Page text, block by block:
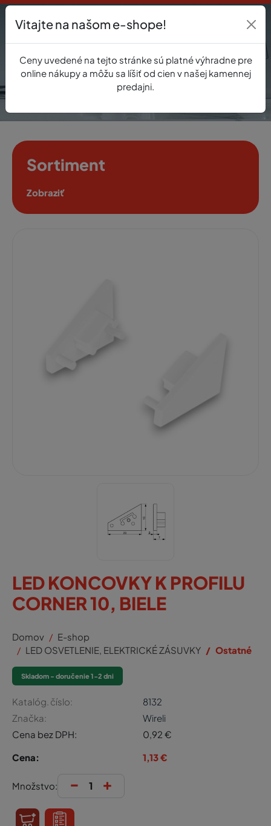
0
Sortiment
Zobraziť
LED KONCOVKY K PROFILU
CORNER 10, BIELE
Domov
E-shop
LED OSVETLENIE, ELEKTRICKÉ ZÁSUVKY
Ostatné
Skladom - doručenie 1-2 dni
Katalóg. číslo:
8132
Značka:
Wireli
Cena bez DPH:
0,92 €
Cena:
1,13€
Množstvo: - +
Vitajte na našom e-shope!
Ceny uvedené na tejto stránke sú platné výhradne pre
online nákupy a môžu sa líšiť od cien v našej kamennej
predajni.